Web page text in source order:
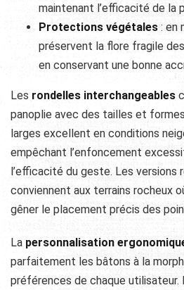
maintenant l’efficacité de la
Protections végétales : en
préservent la flore fragile
en conservant une bonne
Les rondelles interchangeables
panoplie avec des tailles et
larges excellent en conditions
empêchant l’enfoncement
l’efficacité du geste. Les versions
conviennent aux terrains rocheux
gêner le placement précis des
La personnalisation
parfaitement les bâtons à la
préférences de chaque utilisateur.